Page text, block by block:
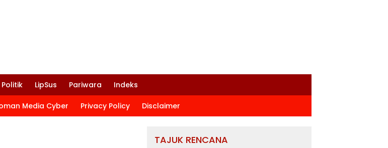
Politik LipSus Pariwara Indeks
Media Cyber Privacy Policy Disclaimer
TAJUK RENCANA